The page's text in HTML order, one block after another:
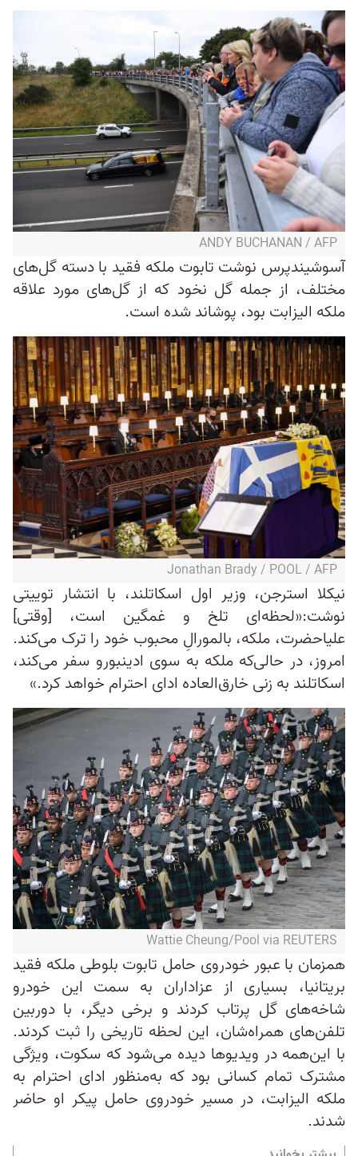
ANDY BUCHANAN / AFP
آسوشیندپرس نوشت تابوت ملکه فقید با دسته گل‌های
مختلف، از جمله گل نخود که از گل‌های مورد علاقه
ملکه الیزابت بود، پوشاند شده است.
Jonathan Brady / POOL / AFP
نیکلا استرجن، وزیر اول اسکاتلند، با انتشار توییتی
نوشت:«لحظه‌ای تلخ و غمگین است، [وقتی]
علیاحضرت، ملکه، بالمورالِ محبوب خود را ترک می‌کند.
امروز، در حالی‌که ملکه به‌ سوی ادینبورو سفر می‌کند،
اسکاتلند به زنی خارق‌العاده ادای احترام خواهد کرد.»
Wattie Cheung/Pool via REUTERS
همزمان با عبور خودروی حامل تابوت بلوطی ملکه فقید
بریتانیا، بسیاری از عزاداران به‌ سمت این خودرو
شاخه‌های گل پرتاب کردند و برخی دیگر، با دوربین
تلفن‌های همراه‌شان، این لحظه تاریخی را ثبت کردند.
با این‌همه در ویدیوها دیده می‌شود که سکوت، ویژگی
مشترک تمام کسانی بود که به‌منظور ادای احترام به
ملکه الیزابت، در مسیر خودروی حامل پیکر او حاضر
شدند.